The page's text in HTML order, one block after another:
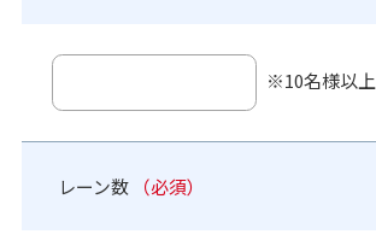
※10名様以上
レーン数 （必須）